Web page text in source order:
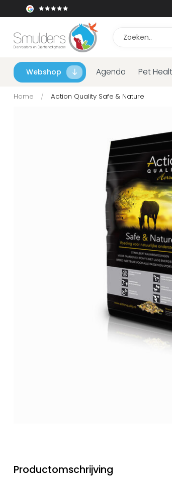
Webshop Agenda Pet
Home / Action Quality Safe & Nature
Productomschrijving